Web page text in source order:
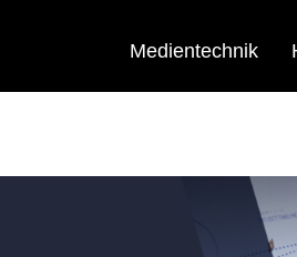
Medientechnik